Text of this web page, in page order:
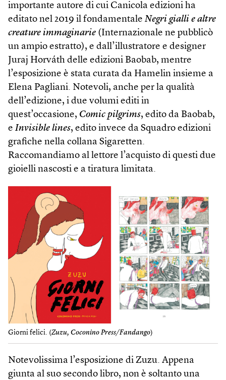
importante autore di cui Canicola edizioni ha
editato nel 2019 il fondamentale Negri gialli e altre
creature immaginarie (Internazionale ne pubblicò
un ampio estratto), e dall’illustratore e designer
Juraj Horváth delle edizioni Baobab, mentre
l’esposizione è stata curata da Hamelin insieme a
Elena Pagliani. Notevoli, anche per la qualità
dell’edizione, i due volumi editi in
quest’occasione, Comic pilgrims, edito da Baobab,
e Invisible lines, edito invece da Squadro edizioni
grafiche nella collana Sigaretten.
Raccomandiamo al lettore l’acquisto di questi due
gioielli nascosti e a tiratura limitata.
Giorni felici. (Zuzu, Coconino Press/Fandango)
Notevolissima l’esposizione di Zuzu. Appena
giunta al suo secondo libro, non è soltanto una